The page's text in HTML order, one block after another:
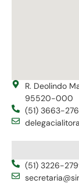
R. Deolindo
95520-000
(51) 3663-
(51) 3226-